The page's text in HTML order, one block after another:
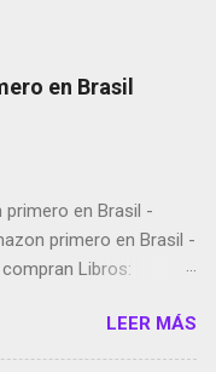
en Brasil
primero en Brasil -
primero en Brasil -
Libros:
Twitter deja de verificar
Brian May y el
LEER MÁS